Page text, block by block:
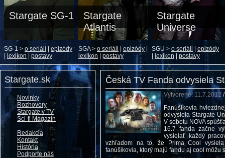
Stargate SG-1
SG-1 > o seriáli
epizódy
lexikon postavy
Stargate
Atlantis
SGA > o seriáli |epizódy
lexikon
postavy
Stargate
Universe
SGU > o seriáli
epizódy
lexikon postavy
Stargate.sk
Novinky
Rozhovory
Stargate v TV
Sci-fi Magazín
Redakcia
Kontakt
História
Podporte nás
Česká TV Fanda odvysiela
Vytvorené: 11.7.2012/
Fanúšikovia
odvysiela Stargate
V sobotu NOVA
16.7 fanda začne
vysielať každý
vzhľadom na to, že Prima Cool
fanúšikovia, ktorý majú fandu aj cool môžu